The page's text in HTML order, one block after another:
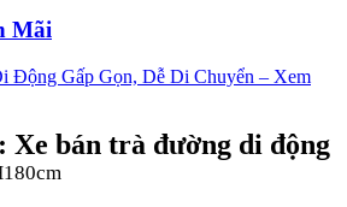
Mãi
Xe bán trà đường di động